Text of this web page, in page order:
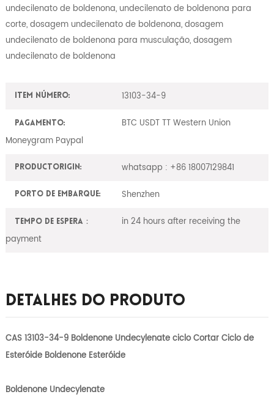
undecilenato de boldenona, undecilenato de boldenona para
corte, dosagem undecilenato de boldenona, dosagem
undecilenato de boldenona para musculação, dosagem
undecilenato de boldenona
Item número: 13103-34-9
Pagamento:
BTC USDT TT Western Union
Moneygram Paypal
ProductOrigin: whatsapp : +86 18007129841
Porto de embarque: Shenzhen
Tempo de espera：
in 24 hours after receiving the
payment
Detalhes Do Produto
CAS 13103-34-9 Boldenone Undecylenate ciclo Cortar Ciclo de
Esteróide Boldenone Esteróide
Boldenone Undecylenate